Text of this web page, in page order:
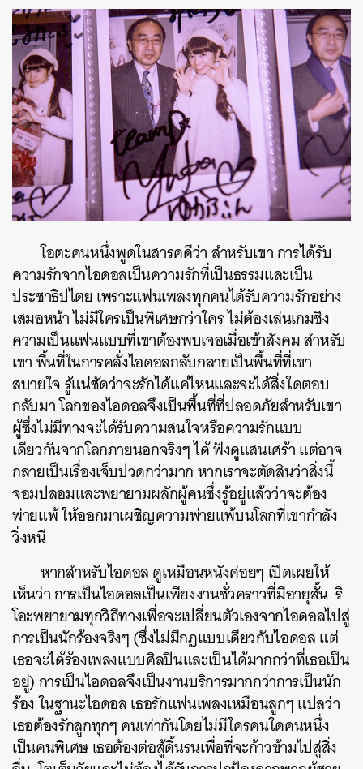
โอตะคนหนึ่งพูดในสารคดีว่า สำหรับเขา การได้รับ
ความรักจากไอดอลเป็นความรักที่เป็นธรรมและเป็น
ประชาธิปไตย เพราะแฟนเพลงทุกคนได้รับความรักอย่าง
เสมอหน้า ไม่มีใครเป็นพิเศษกว่าใคร ไม่ต้องเล่นเกมชิง
ความเป็นแฟนแบบที่เขาต้องพบเจอเมื่อเข้าสังคม สำหรับ
เขา พื้นที่ในการคลั่งไอดอลกลับกลายเป็นพื้นที่ที่เขา
สบายใจ รู้แน่ชัดว่าจะรักได้แค่ไหนและจะได้สิ่งใดตอบ
กลับมา โลกของไอดอลจึงเป็นพื้นที่ที่ปลอดภัยสำหรับเขา
ผู้ซึ่งไม่มีทางจะได้รับความสนใจหรือความรักแบบ
เดียวกันจากโลกภายนอกจริงๆ ได้ ฟังดูแสนเศร้า แต่อาจ
กลายเป็นเรื่องเจ็บปวดกว่ามาก หากเราจะตัดสินว่าสิ่งนี้
จอมปลอมและพยายามผลักผู้คนซึ่งรู้อยู่แล้วว่าจะต้อง
พ่ายแพ้ ให้ออกมาเผชิญความพ่ายแพ้บนโลกที่เขากำลัง
วิ่งหนี
หากสำหรับไอดอล ดูเหมือนหนังค่อยๆ เปิดเผยให้
เห็นว่า การเป็นไอดอลเป็นเพียงงานชั่วคราวที่มีอายุสั้น ริ
โอะพยายามทุกวิถีทางเพื่อจะเปลี่ยนตัวเองจากไอดอลไปสู่
การเป็นนักร้องจริงๆ (ซึ่งไม่มีกฎแบบเดียวกับไอดอล แต่
เธอจะได้ร้องเพลงแบบศิลปินและเป็นได้มากกว่าที่เธอเป็น
อยู่) การเป็นไอดอลจึงเป็นงานบริการมากกว่าการเป็นนัก
ร้อง ในฐานะไอดอล เธอรักแฟนเพลงเหมือนลูกๆ แปลว่า
เธอต้องรักลูกทุกๆ คนเท่ากันโดยไม่มีใครคนใดคนหนึ่ง
เป็นคนพิเศษ เธอต้องต่อสู้ดิ้นรนเพื่อที่จะก้าวข้ามไปสู่สิ่ง